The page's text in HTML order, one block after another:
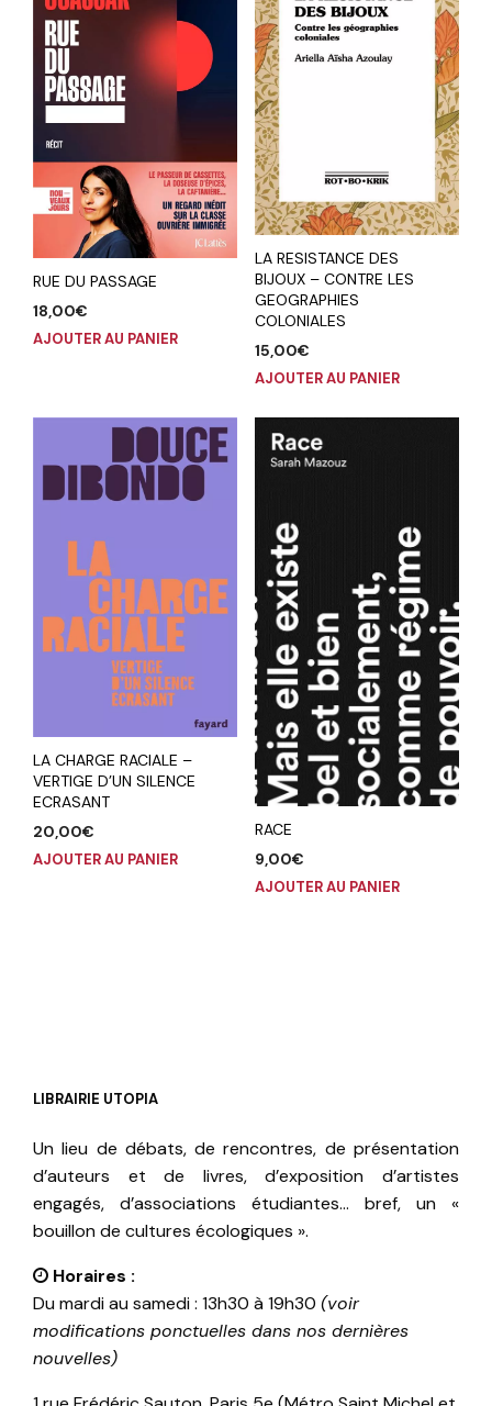
RUE DU PASSAGE
18,00€
AJOUTER AU PANIER
LA RESISTANCE DES
BIJOUX – CONTRE LES
GEOGRAPHIES
COLONIALES
15,00€
AJOUTER AU PANIER
LA CHARGE RACIALE –
VERTIGE D’UN SILENCE
ECRASANT
20,00€
AJOUTER AU PANIER
RACE
9,00€
AJOUTER AU PANIER
LIBRAIRIE UTOPIA
Un lieu de débats, de rencontres, de présentation
d’auteurs et de livres, d’exposition d’artistes
engagés, d’associations étudiantes… bref, un «
bouillon de cultures écologiques ».
Horaires :
Du mardi au samedi : 13h30 à 19h30 (voir
modifications ponctuelles dans nos dernières
nouvelles)